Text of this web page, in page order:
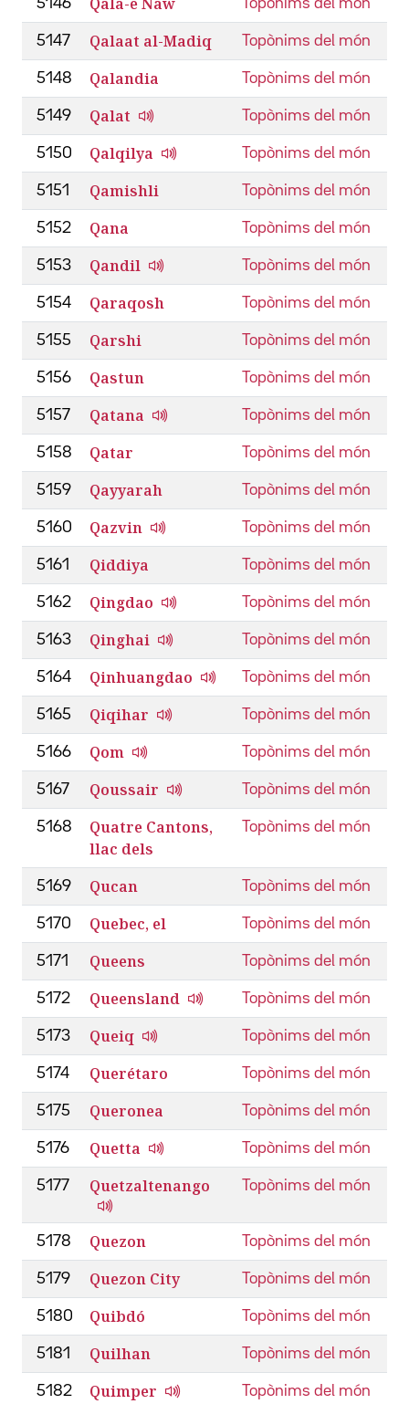
5146 Topònims del món
5147 Qalaat al-Madiq Topònims del món
5148 Qalandia Topònims del món
5149 Qalat Topònims del món
5150 Qalqilya Topònims del món
5151 Qamishli Topònims del món
5152 Qana Topònims del món
5153 Qandil Topònims del món
5154 Qaraqosh Topònims del món
5155 Qarshi Topònims del món
5156 Qastun Topònims del món
5157 Qatana Topònims del món
5158 Qatar Topònims del món
5159 Qayyarah Topònims del món
5160 Qazvin Topònims del món
5161 Qiddiya Topònims del món
5162 Qingdao Topònims del món
5163 Qinghai Topònims del món
5164 Qinhuangdao Topònims del món
5165 Qiqihar Topònims del món
5166 Qom Topònims del món
5167 Qoussair Topònims del món
5168
Quatre Cantons,
llac dels
Topònims del món
5169 Qucan Topònims del món
5170 Quebec, el Topònims del món
5171 Queens Topònims del món
5172 Queensland Topònims del món
5173 Queiq Topònims del món
5174 Querétaro Topònims del món
5175 Queronea Topònims del món
5176 Quetta Topònims del món
5177 Quetzaltenango Topònims del món
5178 Quezon Topònims del món
5179 Quezon City Topònims del món
5180 Quibdó Topònims del món
5181 Quilhan Topònims del món
5182 Quimper Topònims del món